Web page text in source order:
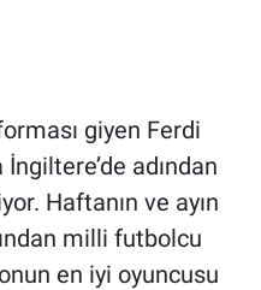
giyen Ferdi
adından
Haftanın ve ayın
milli futbolcu
en iyi oyuncusu